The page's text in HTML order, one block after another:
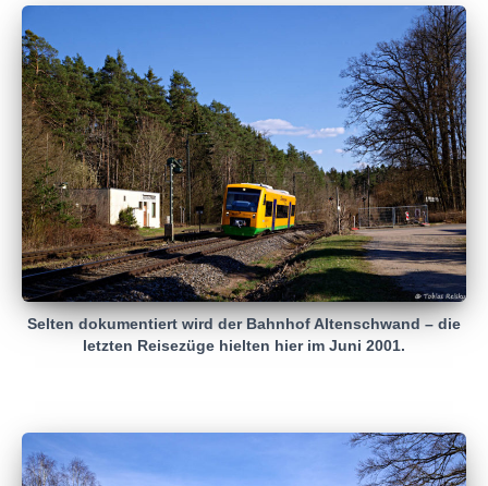
Selten dokumentiert wird der Bahnhof Altenschwand – die
letzten Reisezüge hielten hier im Juni 2001.